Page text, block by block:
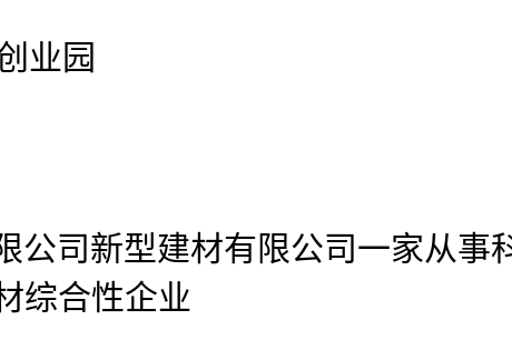
业园
公司新型建材有限公司一家从事
综合性企业